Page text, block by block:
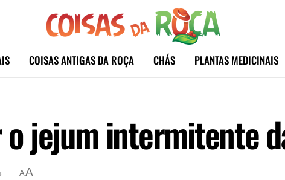
COISAS ANTIGAS DA ROÇA CHÁS PLANTAS MEDICINAIS
o jejum intermitente
AA